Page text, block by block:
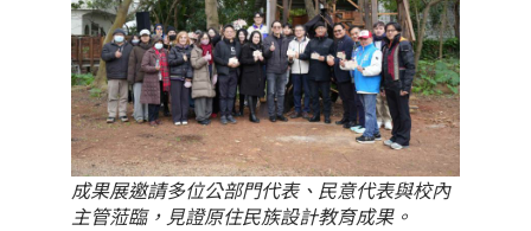
成果展邀請多位公部門代表、民意代表與校內
主管蒞臨，見證原住民族設計教育成果。